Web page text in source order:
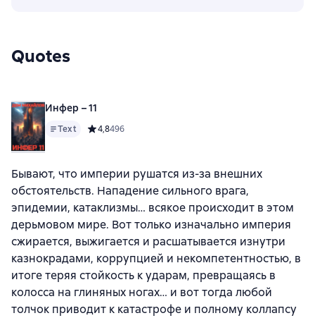
Quotes
Инфер – 11
Text Средний рейтинг 4,8 на основе 496 оценок
4,8496
Бывают, что империи рушатся из-за внешних
обстоятельств. Нападение сильного врага,
эпидемии, катаклизмы… всякое происходит в этом
дерьмовом мире. Вот только изначально империя
сжирается, выжигается и расшатывается изнутри
казнокрадами, коррупцией и некомпетентностью, в
итоге теряя стойкость к ударам, превращаясь в
колосса на глиняных ногах… и вот тогда любой
толчок приводит к катастрофе и полному коллапсу